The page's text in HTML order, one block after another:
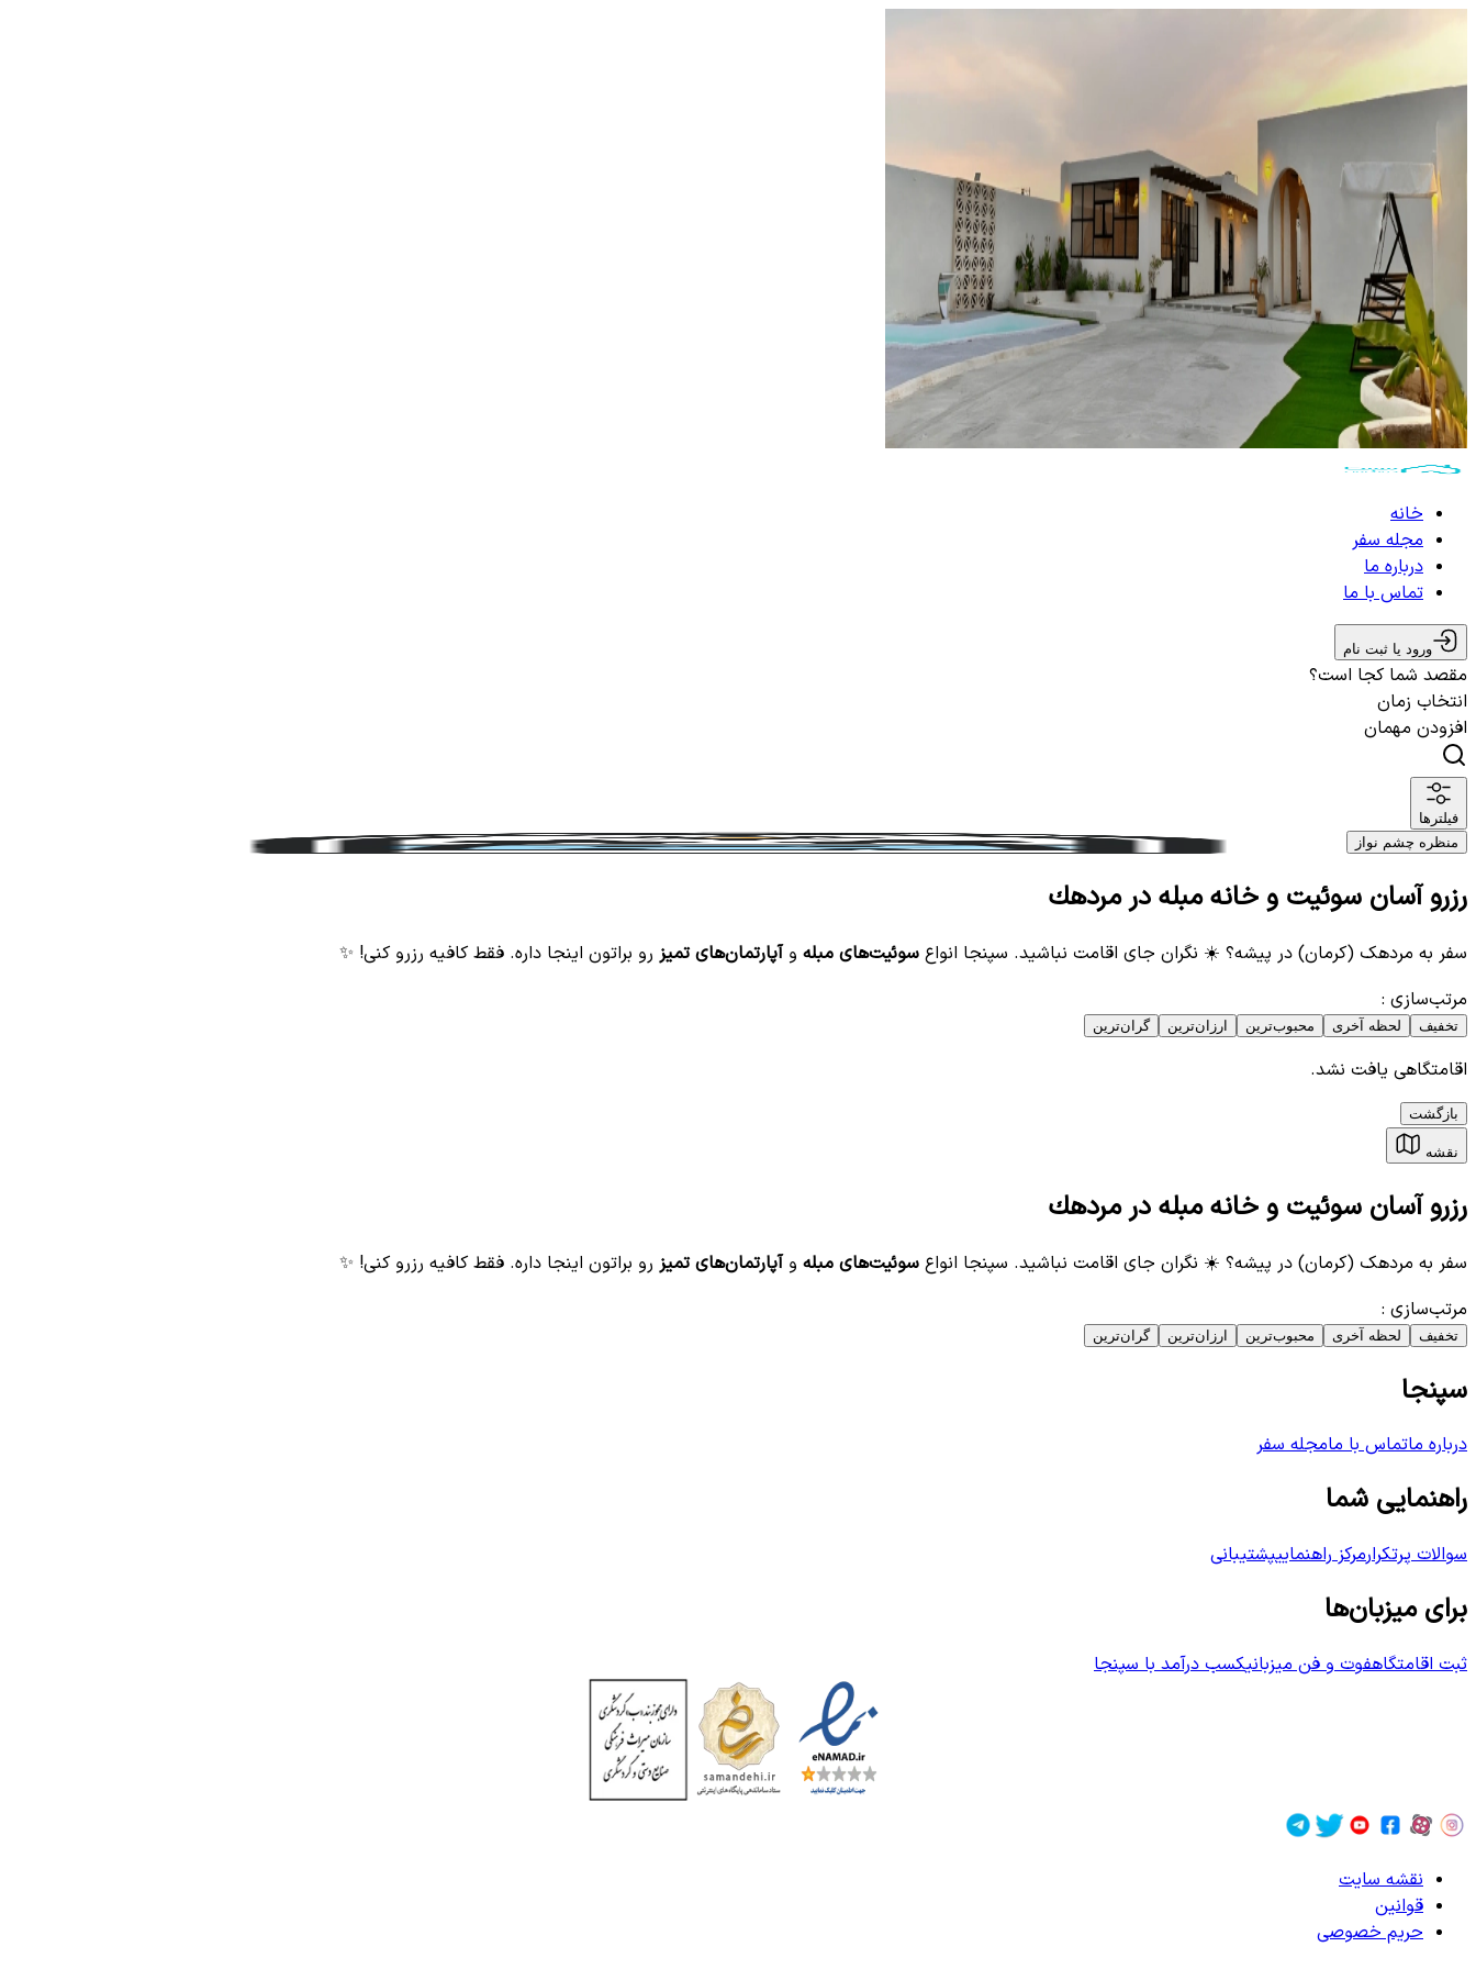
خانه
مجله سفر
درباره ما
تماس با ما
ورود یا ثبت نام
مقصد شما کجا است؟
انتخاب زمان
افزودن مهمان
فیلترها
منظره چشم نواز
رزرو آسان سوئیت و خانه مبله در مردهك
سفر به مردهک (کرمان) در پیشه؟ ☀️ نگران جای اقامت نباشید. سپنجا انواع سوئیت‌های مبله وآپارتمان‌های تمیز رو براتون اینجا داره. فقط کافیه رزرو کنی! ✨
مرتب‌سازی :
تخفیف لحظه آخری محبوب‌ترین ارزان‌ترین گران‌ترین
اقامتگاهی یافت نشد.
بازگشت
نقشه
رزرو آسان سوئیت و خانه مبله در مردهك
سفر به مردهک (کرمان) در پیشه؟ ☀️ نگران جای اقامت نباشید. سپنجا انواع سوئیت‌های مبله وآپارتمان‌های تمیز رو براتون اینجا داره. فقط کافیه رزرو کنی! ✨
مرتب‌سازی :
تخفیف لحظه آخری محبوب‌ترین ارزان‌ترین گران‌ترین
سپنجا
درباره ماتماس با مامجله سفر
راهنمایی شما
سوالات پرتکرارمرکز راهنماییپشتیبانی
برای میزبان‌ها
ثبت اقامتگاهفوت و فن میزبانیکسب درآمد با سپنجا
نقشه سایت
قوانین
حریم خصوصی